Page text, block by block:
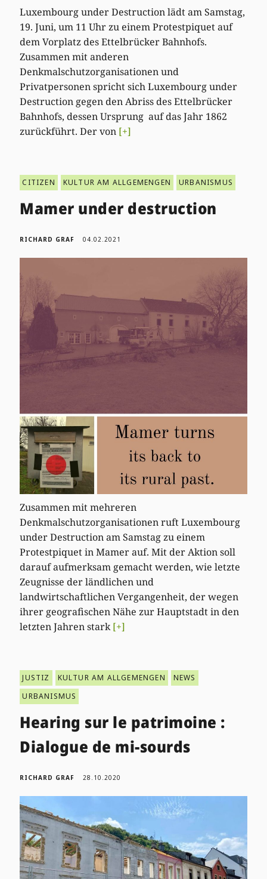
Luxembourg under Destruction lädt am Samstag,
19. Juni, um 11 Uhr zu einem Protestpiquet auf
dem Vorplatz des Ettelbrücker Bahnhofs.
Zusammen mit anderen
Denkmalschutzorganisationen und
Privatpersonen spricht sich Luxembourg under
Destruction gegen den Abriss des Ettelbrücker
Bahnhofs, dessen Ursprung auf das Jahr 1862
zurückführt. Der von [+]
CITIZEN KULTUR AM ALLGEMENGEN URBANISMUS
Mamer under destruction
RICHARD GRAF 04.02.2021
Zusammen mit mehreren
Denkmalschutzorganisationen ruft Luxembourg
under Destruction am Samstag zu einem
Protestpiquet in Mamer auf. Mit der Aktion soll
darauf aufmerksam gemacht werden, wie letzte
Zeugnisse der ländlichen und
landwirtschaftlichen Vergangenheit, der wegen
ihrer geografischen Nähe zur Hauptstadt in den
letzten Jahren stark[+]
JUSTIZ KULTUR AM ALLGEMENGEN
NEWS
URBANISMUS
Hearing sur le patrimoine :
Dialogue de mi-sourds
RICHARD GRAF 28.10.2020